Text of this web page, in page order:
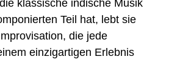
klassische indische Musik
Teil hat, lebt sie
die jede
einzigartigen Erlebnis